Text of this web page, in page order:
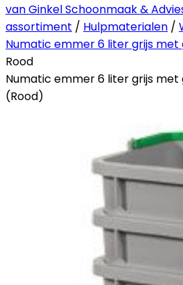
van Ginkel Schoonmaak &
assortiment / Hulpmaterialen /
Numatic emmer 6 liter grijs met
Rood
Numatic emmer 6 liter grijs met
(Rood)